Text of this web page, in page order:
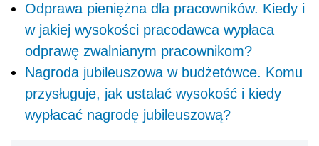
Odprawa pieniężna dla pracowników. Kiedy i
w jakiej wysokości pracodawca wypłaca
odprawę zwalnianym pracownikom?
Nagroda jubileuszowa w budżetówce. Komu
przysługuje, jak ustalać wysokość i kiedy
wypłacać nagrodę jubileuszową?